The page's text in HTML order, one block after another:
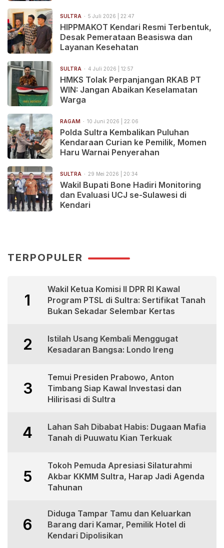
SULTRA 5 Juli 2026 | 22:47
HIPPMAKOT Kendari Resmi Terbentuk,
Desak Pemerataan Beasiswa dan
Layanan Kesehatan
SULTRA 4 Juli 2026 | 12:57
HMKS Tolak Perpanjangan RKAB PT
WIN: Jangan Abaikan Keselamatan
Warga
RAGAM 10 Juni 2026 | 22:06
Polda Sultra Kembalikan Puluhan
Kendaraan Curian ke Pemilik, Momen
Haru Warnai Penyerahan
SULTRA 29 Mei 2026 | 20:34
Wakil Bupati Bone Hadiri Monitoring
dan Evaluasi UCJ se-Sulawesi di
Kendari
TERPOPULER
1
Wakil Ketua Komisi II DPR RI Kawal
Program PTSL di Sultra: Sertifikat Tanah
Bukan Sekadar Selembar Kertas
2
Istilah Usang Kembali Menggugat
Kesadaran Bangsa: Londo Ireng
3
Temui Presiden Prabowo, Anton
Timbang Siap Kawal Investasi dan
Hilirisasi di Sultra
4
Lahan Sah Dibabat Habis: Dugaan Mafia
Tanah di Puuwatu Kian Terkuak
5
Tokoh Pemuda Apresiasi Silaturahmi
Akbar KKMM Sultra, Harap Jadi Agenda
Tahunan
6
Diduga Tampar Tamu dan Keluarkan
Barang dari Kamar, Pemilik Hotel di
Kendari Dipolisikan